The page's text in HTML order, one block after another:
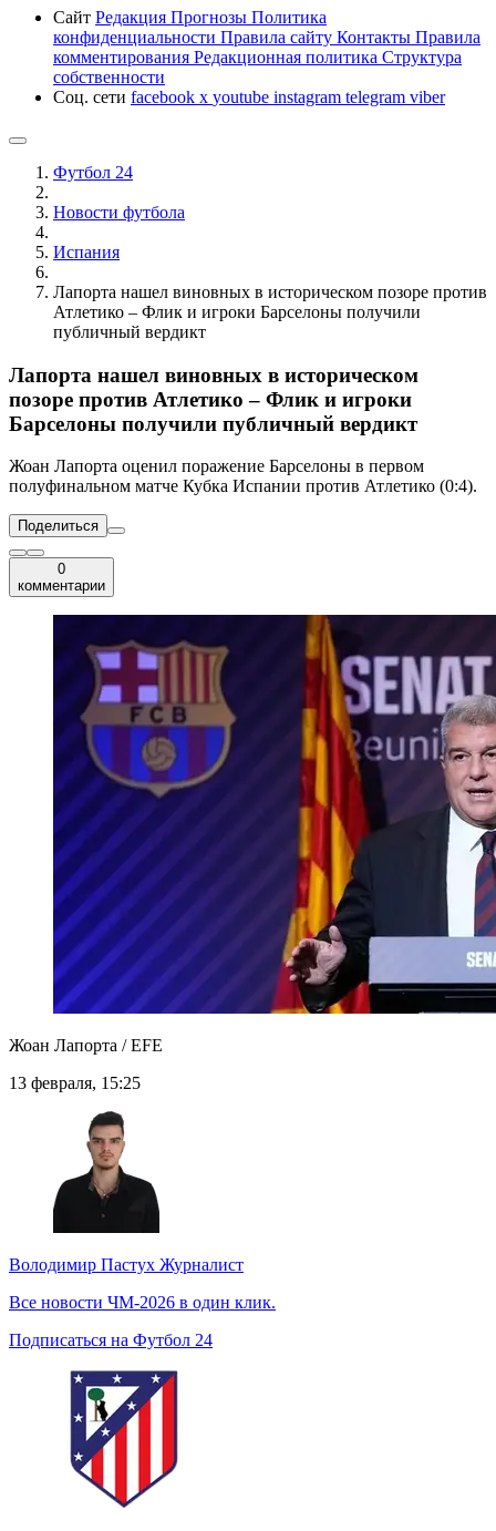
Сайт Редакция Прогнозы Политика
конфиденциальности Правила сайту Контакты Правила
комментирования Редакционная политика Структура
собственности
Соц. сети facebook x youtube instagram telegram viber
Футбол 24
Новости футбола
Испания
Лапорта нашел виновных в историческом позоре против
Атлетико – Флик и игроки Барселоны получили
публичный вердикт
Лапорта нашел виновных в историческом
позоре против Атлетико – Флик и игроки
Барселоны получили публичный вердикт
Жоан Лапорта оценил поражение Барселоны в первом
полуфинальном матче Кубка Испании против Атлетико (0:4).
Поделиться
0
комментарии
Жоан Лапорта / EFE
13 февраля, 15:25
Володимир Пастух Журналист
Все новости ЧМ-2026 в один клик.
Подписаться на Футбол 24